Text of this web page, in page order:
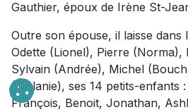
Gauthier, époux de Irène St-
Outre son épouse, il laisse dans
Odette (Lionel), Pierre (Norma),
Sylvain (Andrée), Michel
(Mélanie), ses 14 petits-enfants
François, Benoit, Jonathan,